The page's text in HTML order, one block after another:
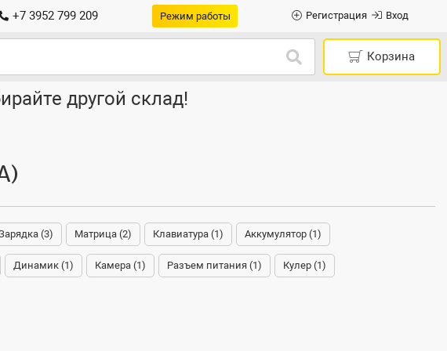
+7 3952 799 209 Режим работы Регистрация Вход
Корзина
другой склад!
(3) Матрица (2) Клавиатура (1) Аккумулятор (1)
Динамик (1) Камера (1) Разъем питания (1) Кулер (1)